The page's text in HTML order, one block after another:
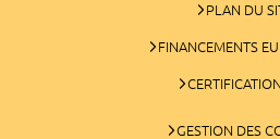
PLAN DU
FINANCEMENTS
GESTION DES